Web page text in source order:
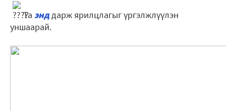
Та энддарж ярилцлагыг үргэлжлүүлэн
уншаарай.